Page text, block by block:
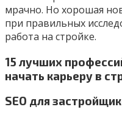
мрачно. Но хорошая
при правильных
работа на стройке.
15 лучших
начать карьеру в
SEO для